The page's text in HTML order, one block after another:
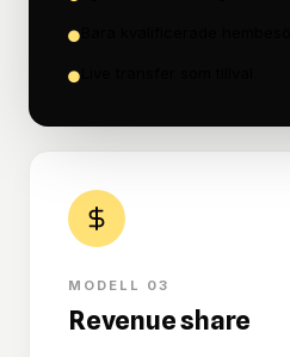
●
●
MODELL 03
Revenue share